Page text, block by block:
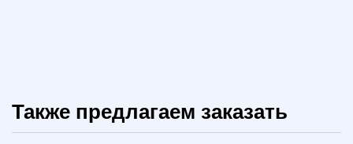
Также предлагаем заказать